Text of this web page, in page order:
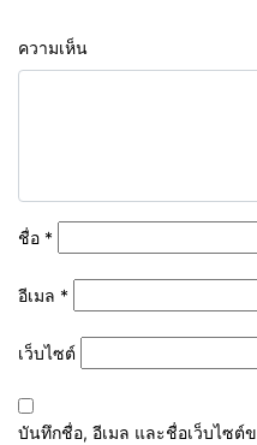
ความเห็น
ชื่อ *
อีเมล *
เว็บไซต์
บันทึกชื่อ, อีเมล และชื่อเว็บไซต์